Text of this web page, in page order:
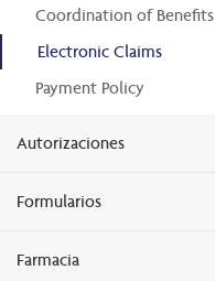
Coordination of Benefits
Electronic Claims
Payment Policy
Autorizaciones
Formularios
Farmacia